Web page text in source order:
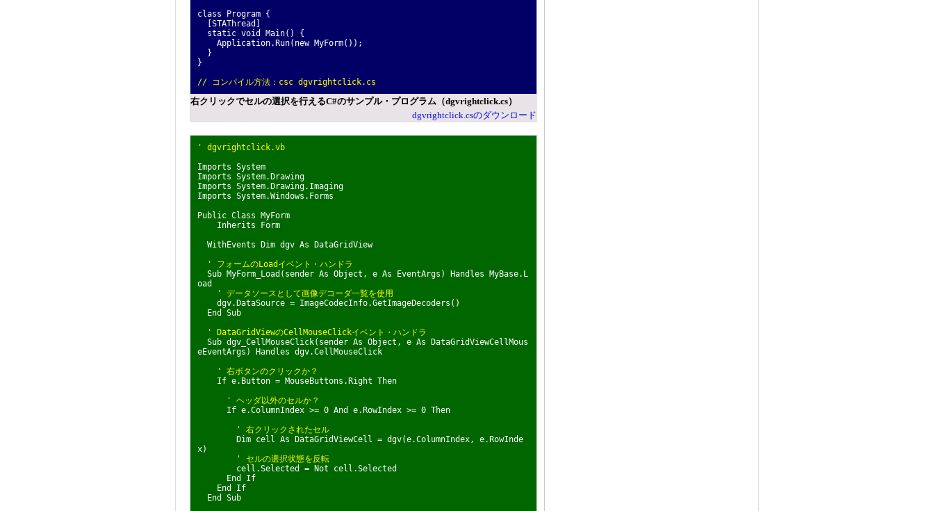
class Program {
[STAThread]
static void Main() {
Application.Run(new MyForm());
}
}
// コンパイル方法：csc dgvrightclick.cs
右クリックでセルの選択を行えるC#のサンプル・プログラム（dgvrightclick.cs）
dgvrightclick.csのダウンロード
' dgvrightclick.vb
Imports System
Imports System.Drawing
Imports System.Drawing.Imaging
Imports System.Windows.Forms
Public Class MyForm
Inherits Form
WithEvents Dim dgv As DataGridView
' フォームのLoadイベント・ハンドラ
Sub MyForm_Load(sender As Object, e As EventArgs) Handles MyBase.L
oad
' データソースとして画像デコーダ一覧を使用
dgv.DataSource = ImageCodecInfo.GetImageDecoders()
End Sub
' DataGridViewのCellMouseClickイベント・ハンドラ
Sub dgv_CellMouseClick(sender As Object, e As DataGridViewCellMous
eEventArgs) Handles dgv.CellMouseClick
' 右ボタンのクリックか？
If e.Button = MouseButtons.Right Then
' ヘッダ以外のセルか？
If e.ColumnIndex >= 0 And e.RowIndex >= 0 Then
' 右クリックされたセル
Dim cell As DataGridViewCell = dgv(e.ColumnIndex, e.RowInde
x)
' セルの選択状態を反転
cell.Selected = Not cell.Selected
End If
End If
End Sub